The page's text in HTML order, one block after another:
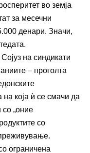
во земја
за месечни
денари. Значи,
на синдикати
– проголта
која ѝ се смачи да
со „оние
со
ограничена